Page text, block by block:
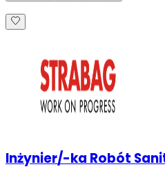
Inżynier/-ka Robót